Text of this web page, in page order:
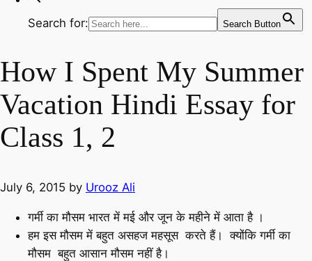
Search for: Search Button
How I Spent My Summer
Vacation Hindi Essay for
Class 1, 2
July 6, 2015 by Urooz Ali
गर्मी का मौसम भारत में मई और जून के महीने में आता है ।
हम इस मौसम में बहुत असहज महसूस करते हैं। क्योंकि गर्मी का
मौसम बहुत आसान मौसम नहीं है।